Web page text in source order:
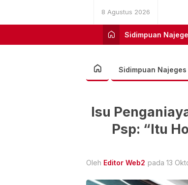
8 Agustus 2026
Sidimpuan
Sidimpuan Najeges
Isu
Psp: “Itu
Oleh Editor Web2 pada 13